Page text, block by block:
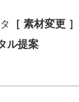
［ 素材変更 ］
ル提案